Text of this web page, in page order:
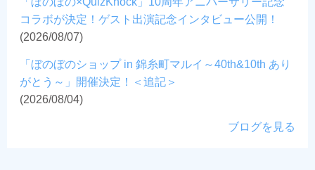
コラボが決定！ゲスト出演記念インタビュー公開！
(2026/08/07)
「ぼのぼのショップ in 錦糸町マルイ～40th&10th あり
がとう～」開催決定！＜追記＞
(2026/08/04)
ブログを見る